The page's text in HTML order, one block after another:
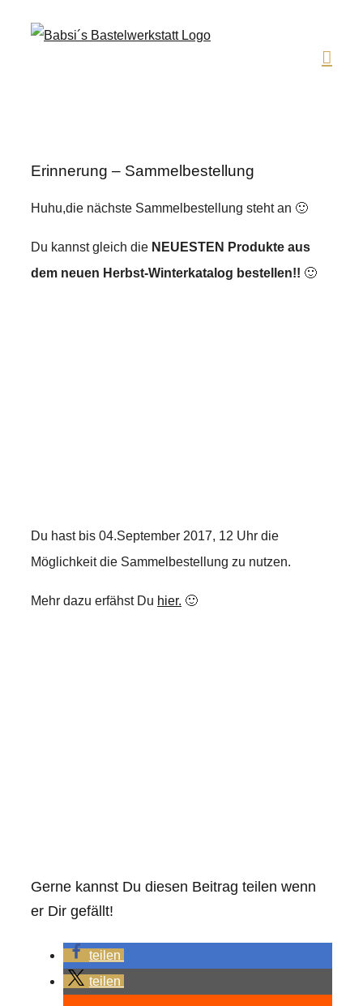
Erinnerung – Sammelbestellung
Huhu,die nächste Sammelbestellung steht an 🙂
Du kannst gleich die NEUESTEN Produkte aus
dem neuen Herbst-Winterkatalog bestellen!! 🙂
Du hast bis 04.September 2017, 12 Uhr die
Möglichkeit die Sammelbestellung zu nutzen.
Mehr dazu erfähst Du hier. 🙂
Gerne kannst Du diesen Beitrag teilen wenn
er Dir gefällt!
teilen
teilen